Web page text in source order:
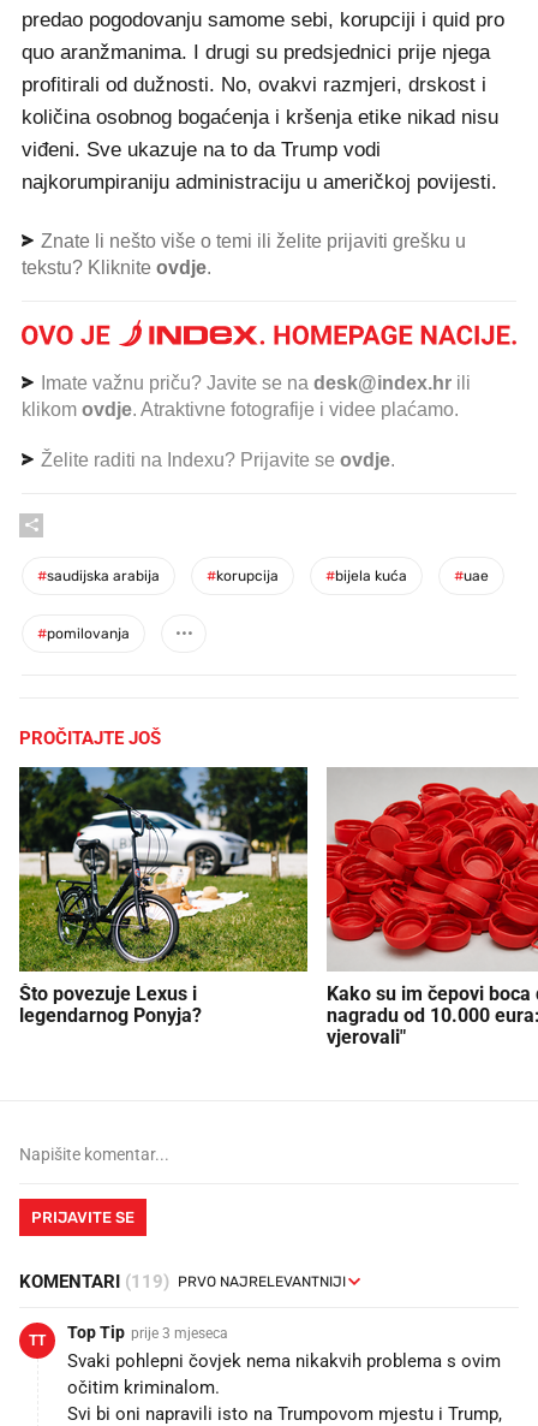
predao pogodovanju samome sebi, korupciji i quid pro
quo aranžmanima. I drugi su predsjednici prije njega
profitirali od dužnosti. No, ovakvi razmjeri, drskost i
količina osobnog bogaćenja i kršenja etike nikad nisu
viđeni. Sve ukazuje na to da Trump vodi
najkorumpiraniju administraciju u američkoj povijesti.
Znate li nešto više o temi ili želite prijaviti grešku u
tekstu? Kliknite ovdje.
Imate važnu priču? Javite se na desk@index.hr ili
klikom ovdje. Atraktivne fotografije i videe plaćamo.
Želite raditi na Indexu? Prijavite se ovdje.
#saudijska arabija #korupcija #bijela kuća #uae
#pomilovanja
PROČITAJTE JOŠ
Što povezuje Lexus i
legendarnog Ponyja?
Kako su im čepovi boca
nagradu od 10.000
vjerovali"
PRIJAVITE SE
KOMENTARI (119)
TT Top Tip prije 3 mjeseca
Svaki pohlepni čovjek nema nikakvih problema s ovim
očitim kriminalom.
Svi bi oni napravili isto na Trumpovom mjestu i Trump,